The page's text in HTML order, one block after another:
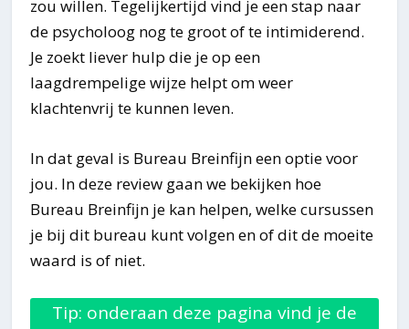
zou willen. Tegelijkertijd vind je een stap naar
de psycholoog nog te groot of te intimiderend.
Je zoekt liever hulp die je op een
laagdrempelige wijze helpt om weer
klachtenvrij te kunnen leven.
In dat geval is Bureau Breinfijn een optie voor
jou. In deze review gaan we bekijken hoe
Bureau Breinfijn je kan helpen, welke cursussen
je bij dit bureau kunt volgen en of dit de moeite
waard is of niet.
Tip: onderaan deze pagina vind je de